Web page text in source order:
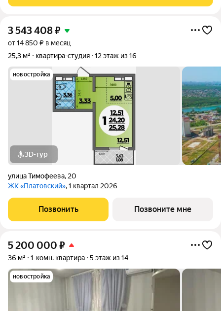
3 543 408₽
от 14 850 ₽ в месяц
25,3 м²
квартира-студия 12 этаж из 16
новостройка
3D-тур
улица Тимофеева, 20
ЖК «Платовский», 1 квартал 2026
Позвонить Позвоните мне
5 200 000 ₽
36 м² 1-комн. квартира 5 этаж из 14
новостройка